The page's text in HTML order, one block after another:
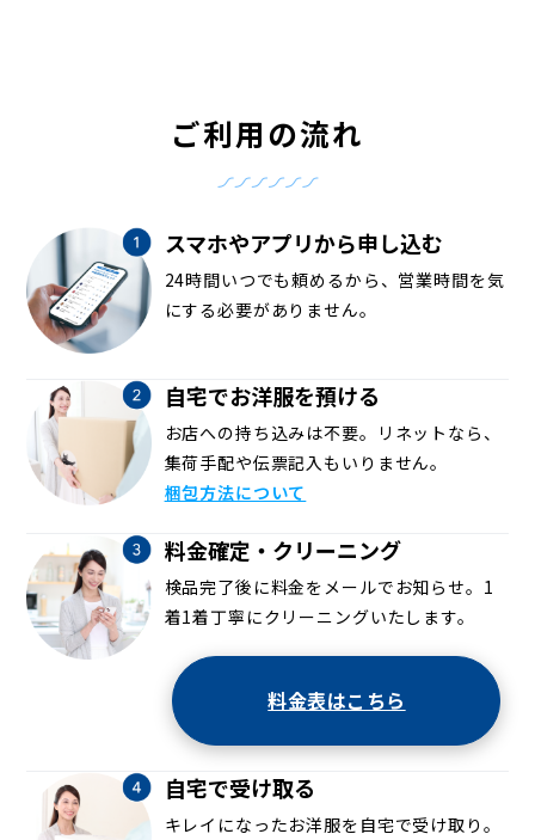
ご利用の流れ
スマホやアプリから申し込む
24時間いつでも頼めるから、営業時間を気
にする必要がありません。
自宅でお洋服を預ける
お店への持ち込みは不要。リネットなら、
集荷手配や伝票記入もいりません。
梱包方法について
料金確定・クリーニング
検品完了後に料金をメールでお知らせ。1
着1着丁寧にクリーニングいたします。
料金表はこちら
自宅で受け取る
キレイになったお洋服を自宅で受け取り。